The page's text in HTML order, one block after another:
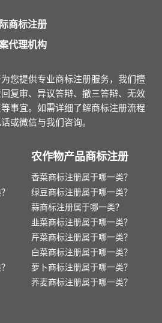
商标注册
代理机构
您提供专业商标注册服务，我们擅
复审、异议答辩、撤三答辩、无效
事宜。如需详细了解商标注册流程
或微信与我们咨询。
农作物产品商标注册
香菜商标注册属于哪一类？
绿豆商标注册属于哪一类？
蒜商标注册属于哪一类？
韭菜商标注册属于哪一类？
芹菜商标注册属于哪一类？
白菜商标注册属于哪一类？
萝卜商标注册属于哪一类？
荞麦商标注册属于哪一类？